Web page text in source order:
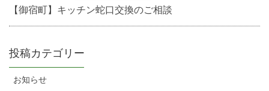
【御宿町】キッチン蛇口交換のご相談
投稿カテゴリー
お知らせ